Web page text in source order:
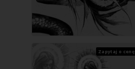
Zapytaj o cenę